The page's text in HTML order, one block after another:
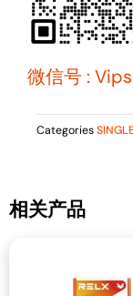
微信号 :
Categories
相关产品